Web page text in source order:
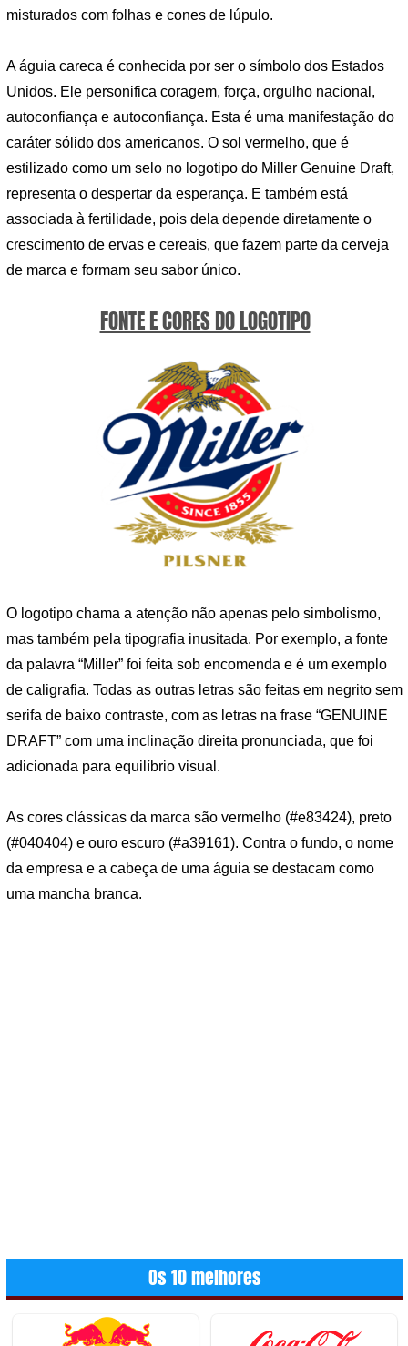
misturados com folhas e cones de lúpulo.
A águia careca é conhecida por ser o símbolo dos Estados
Unidos. Ele personifica coragem, força, orgulho nacional,
autoconfiança e autoconfiança. Esta é uma manifestação do
caráter sólido dos americanos. O sol vermelho, que é
estilizado como um selo no logotipo do Miller Genuine Draft,
representa o despertar da esperança. E também está
associada à fertilidade, pois dela depende diretamente o
crescimento de ervas e cereais, que fazem parte da cerveja
de marca e formam seu sabor único.
FONTE E CORES DO LOGOTIPO
O logotipo chama a atenção não apenas pelo simbolismo,
mas também pela tipografia inusitada. Por exemplo, a fonte
da palavra “Miller” foi feita sob encomenda e é um exemplo
de caligrafia. Todas as outras letras são feitas em negrito sem
serifa de baixo contraste, com as letras na frase “GENUINE
DRAFT” com uma inclinação direita pronunciada, que foi
adicionada para equilíbrio visual.
As cores clássicas da marca são vermelho (#e83424), preto
(#040404) e ouro escuro (#a39161). Contra o fundo, o nome
da empresa e a cabeça de uma águia se destacam como
uma mancha branca.
Os 10 melhores